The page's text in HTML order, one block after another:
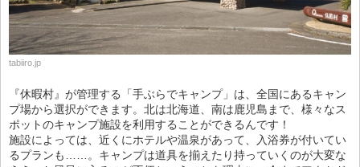
tabiiro.jp
『休暇村』が管理する「手ぶらでキャンプ」は、全国にあるキャン
プ場から選択ができます。北は北海道、南は鹿児島まで、様々なス
ポットのキャンプ施設を利用することができるんです！
施設によっては、近くにホテルや温泉があって、入浴券が付いてい
るプランも……。キャンプは道具を揃えたり持っていくのが大変な